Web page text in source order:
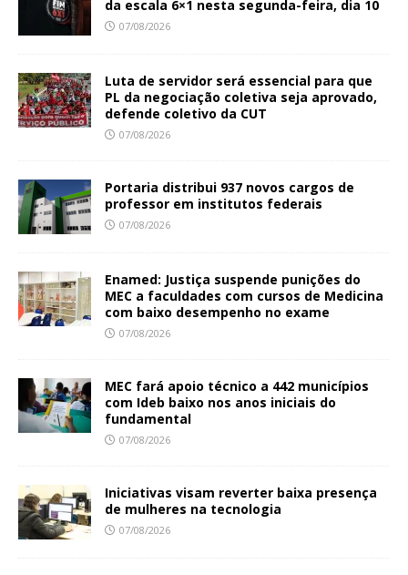
da escala 6×1 nesta segunda-feira, dia 10
07/08/2026
Luta de servidor será essencial para que
PL da negociação coletiva seja aprovado,
defende coletivo da CUT
07/08/2026
Portaria distribui 937 novos cargos de
professor em institutos federais
07/08/2026
Enamed: Justiça suspende punições do
MEC a faculdades com cursos de Medicina
com baixo desempenho no exame
07/08/2026
MEC fará apoio técnico a 442 municípios
com Ideb baixo nos anos iniciais do
fundamental
07/08/2026
Iniciativas visam reverter baixa presença
de mulheres na tecnologia
07/08/2026